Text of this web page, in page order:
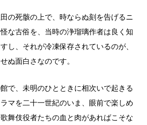
の死骸の上で、時ならぬ刻を告げるニ
な古俗を、当時の浄瑠璃作者は良く知
し、それが冷凍保存されているのが、
ぬ面白さなのです。
で、未明のひとときに相次いで起きる
マを二十一世紀のいま、眼前で楽しめ
舞伎役者たちの血と肉があればこそな